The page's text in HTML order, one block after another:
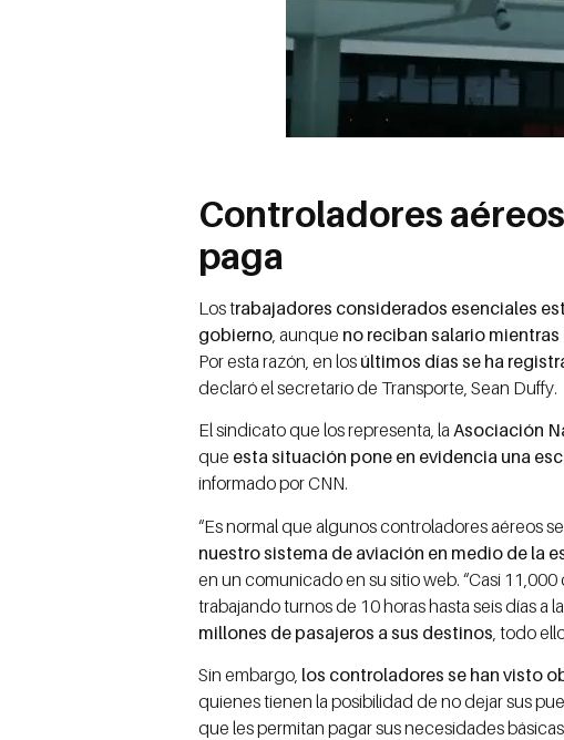
Controladores
paga
Los trabajadores considerados esenciales
gobierno , aunque no reciban salario
Por esta razón, en los últimos días se ha
declaró el secretario de Transporte, Sean Duffy.
El sindicato que los representa, la Asociación
que esta situación pone en evidencia una
informado por CNN.
“Es normal que algunos controladores aéreos
nuestro sistema de aviación en medio de la
en un comunicado en su sitio web. “Casi
trabajando turnos de 10 horas hasta seis días a
millones de pasajeros a sus destinos , todo
Sin embargo, los controladores se han visto
quienes tienen la posibilidad de no dejar sus
que les permitan pagar sus necesidades